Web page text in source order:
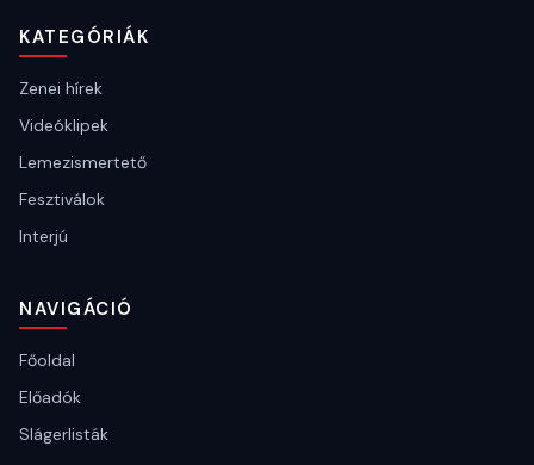
KATEGÓRIÁK
Zenei hírek
Videóklipek
Lemezismertető
Fesztiválok
Interjú
NAVIGÁCIÓ
Főoldal
Előadók
Slágerlisták